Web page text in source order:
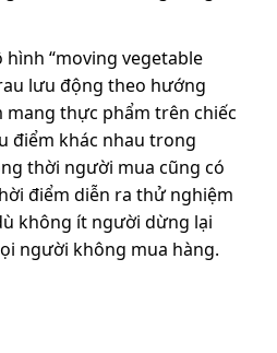
“moving vegetable
lưu động theo hướng
mang thực phẩm trên chiếc
điểm khác nhau trong
thời người mua cũng có
điểm diễn ra thử nghiệm
không ít người dừng lại
người không mua hàng.